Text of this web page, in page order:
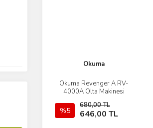
Okuma
Okuma Revenger A RV-
4000A Olta Makinesi
%5
680,00 TL
646,00 TL
İncele
Sepete Ekle